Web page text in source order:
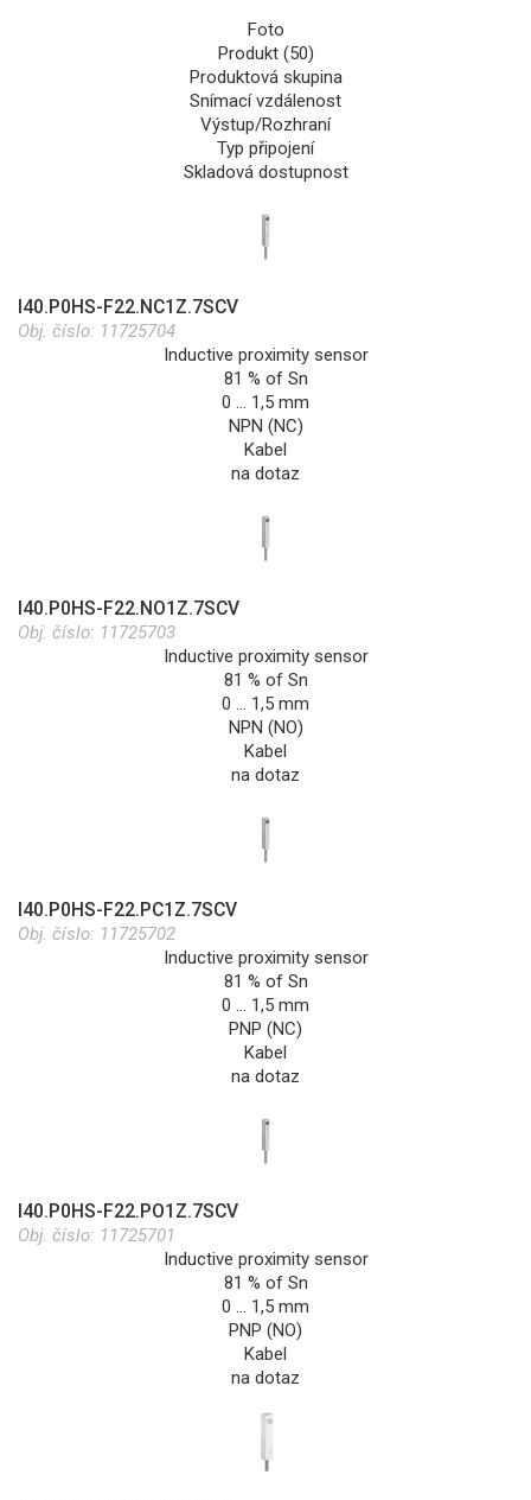
Foto
Produkt (50)
Produktová skupina
Snímací vzdálenost
Výstup/Rozhraní
Typ připojení
Skladová dostupnost
I40.P0HS-F22.NC1Z.7SCV
Obj. číslo: 11725704
Inductive proximity sensor
81 % of Sn
0 … 1,5 mm
NPN (NC)
Kabel
na dotaz
I40.P0HS-F22.NO1Z.7SCV
Obj. číslo: 11725703
Inductive proximity sensor
81 % of Sn
0 … 1,5 mm
NPN (NO)
Kabel
na dotaz
I40.P0HS-F22.PC1Z.7SCV
Obj. číslo: 11725702
Inductive proximity sensor
81 % of Sn
0 … 1,5 mm
PNP (NC)
Kabel
na dotaz
I40.P0HS-F22.PO1Z.7SCV
Obj. číslo: 11725701
Inductive proximity sensor
81 % of Sn
0 … 1,5 mm
PNP (NO)
Kabel
na dotaz